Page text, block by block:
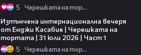
5 Черешката на тортата
Изтънчена интернационална вечеря
от Енджи Касабие | Черешката на
тортата | 31 юли 2026 | Част 1
5 Черешката на тортата